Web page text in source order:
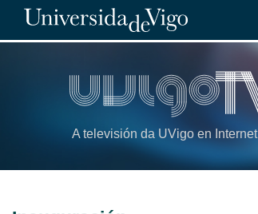
A televisión da UVigo en Internet